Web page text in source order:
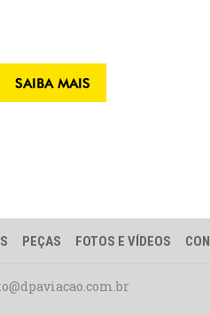
PEÇAS FOTOS E VÍDEOS